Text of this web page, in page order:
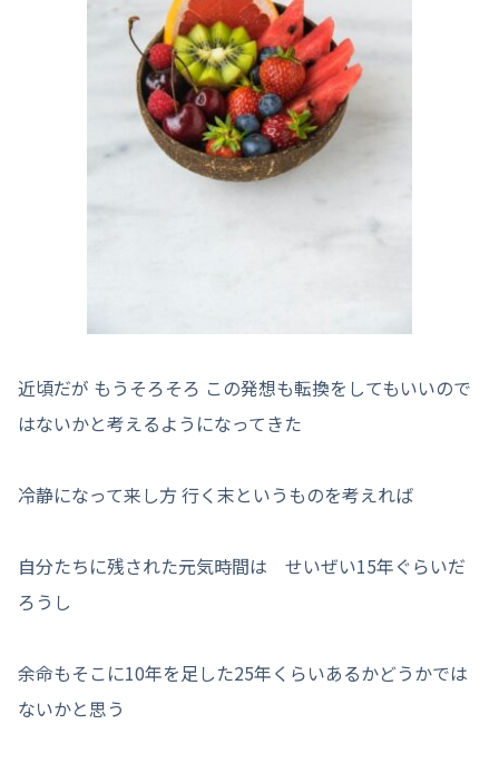
近頃だが もうそろそろ この発想も転換をしてもいいので
はないかと考えるようになってきた
冷静になって来し方 行く末というものを考えれば
自分たちに残された元気時間は せいぜい15年ぐらいだ
ろうし
余命もそこに10年を足した25年くらいあるかどうかでは
ないかと思う